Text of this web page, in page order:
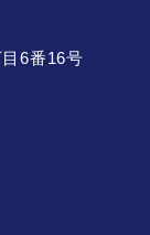
6番16号